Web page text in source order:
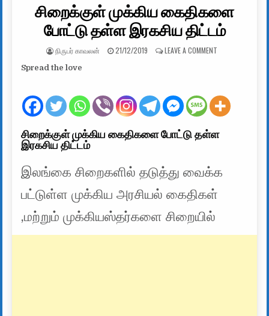
சிறைக்குள் முக்கிய கைதிகளை
போட்டு தள்ள இரகசிய திட்டம்
AUTHOR:
நிருபர் காவலன் PUBLISHED DATE:
21/12/2019 LEAVE A COMMENTON சிறைக்குள்
Spread the love
சிறைக்குள் முக்கிய கைதிகளை போட்டு தள்ள
இரகசிய திட்டம்
இலங்கை சிறைகளில் தடுத்து வைக்க
பட்டுள்ள முக்கிய அரசியல் கைதிகள்
,மற்றும் முக்கியஸ்தர்களை சிறையில்